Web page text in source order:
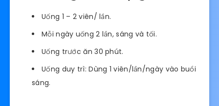
Uống 1 – 2 viên/ lần.
Mỗi ngày uống 2 lần, sáng và tối.
Uống trước ăn 30 phút.
Uống duy trì: Dùng 1 viên/lần/ngày vào buổi
sáng.